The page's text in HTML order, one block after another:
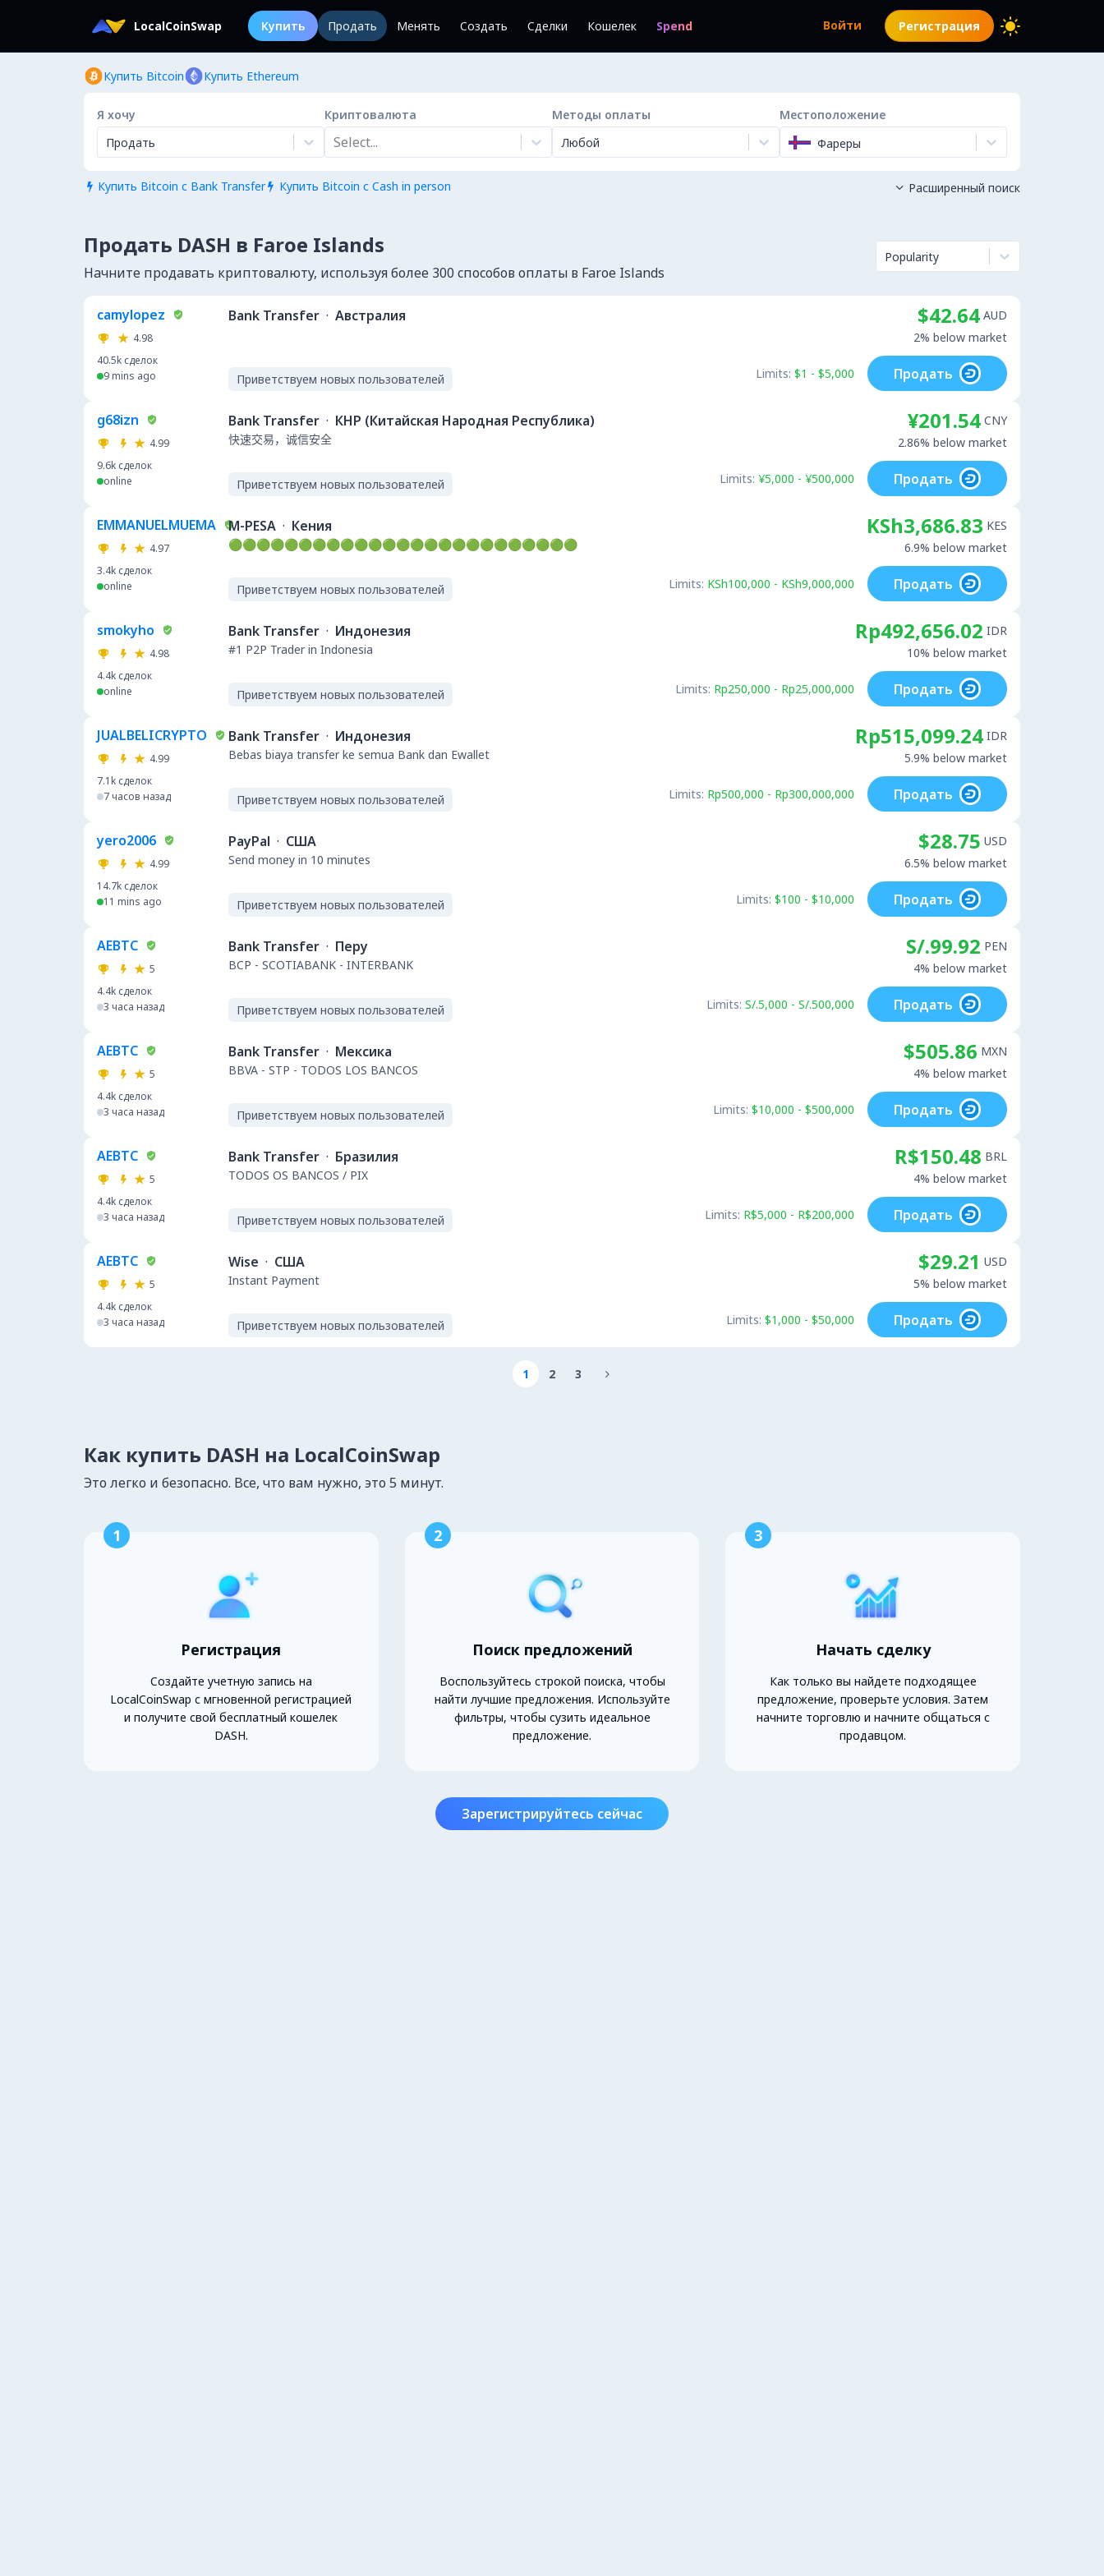
LocalCoinSwap Купить Продать Менять Создать Сделки Кошелек Spend Войти Регистрация
Купить Bitcoin Купить Ethereum
Я хочу
Продать
Криптовалюта
Select...
Методы оплаты
Любой
Местоположение
Фареры
 Купить Bitcoin с Bank Transfer  Купить Bitcoin с Cash in person  Расширенный поиск
Продать DASH в Faroe Islands
Начните продавать криптовалюту, используя более 300 способов оплаты в Faroe Islands
Popularity
camylopez
4.98
40.5k сделок
9 mins ago
Bank Transfer · Австралия
Приветствуем новых пользователей
$42.64 AUD
2% below market
Limits: $1 - $5,000 Продать
g68izn
4.99
9.6k сделок
online
Bank Transfer · КНР (Китайская Народная Республика)
快速交易，诚信安全
Приветствуем новых пользователей
¥201.54 CNY
2.86% below market
Limits: ¥5,000 - ¥500,000 Продать
EMMANUELMUEMA
4.97
3.4k сделок
online
M-PESA · Кения
🟢🟢🟢🟢🟢🟢🟢🟢🟢🟢🟢🟢🟢🟢🟢🟢🟢🟢🟢🟢🟢🟢🟢🟢🟢
Приветствуем новых пользователей
KSh3,686.83 KES
6.9% below market
Limits: KSh100,000 - KSh9,000,000 Продать
smokyho
4.98
4.4k сделок
online
Bank Transfer · Индонезия
#1 P2P Trader in Indonesia
Приветствуем новых пользователей
Rp492,656.02 IDR
10% below market
Limits: Rp250,000 - Rp25,000,000 Продать
JUALBELICRYPTO
4.99
7.1k сделок
7 часов назад
Bank Transfer · Индонезия
Bebas biaya transfer ke semua Bank dan Ewallet
Приветствуем новых пользователей
Rp515,099.24 IDR
5.9% below market
Limits: Rp500,000 - Rp300,000,000 Продать
yero2006
4.99
14.7k сделок
11 mins ago
PayPal · США
Send money in 10 minutes
Приветствуем новых пользователей
$28.75 USD
6.5% below market
Limits: $100 - $10,000 Продать
AEBTC
5
4.4k сделок
3 часа назад
Bank Transfer · Перу
BCP - SCOTIABANK - INTERBANK
Приветствуем новых пользователей
S/.99.92 PEN
4% below market
Limits: S/.5,000 - S/.500,000 Продать
AEBTC
5
4.4k сделок
3 часа назад
Bank Transfer · Мексика
BBVA - STP - TODOS LOS BANCOS
Приветствуем новых пользователей
$505.86 MXN
4% below market
Limits: $10,000 - $500,000 Продать
AEBTC
5
4.4k сделок
3 часа назад
Bank Transfer · Бразилия
TODOS OS BANCOS / PIX
Приветствуем новых пользователей
R$150.48 BRL
4% below market
Limits: R$5,000 - R$200,000 Продать
AEBTC
5
4.4k сделок
3 часа назад
Wise · США
Instant Payment
Приветствуем новых пользователей
$29.21 USD
5% below market
Limits: $1,000 - $50,000 Продать
1 2 3 
Как купить DASH на LocalCoinSwap
Это легко и безопасно. Все, что вам нужно, это 5 минут.
1
Регистрация
Создайте учетную запись на
LocalCoinSwap с мгновенной регистрацией
и получите свой бесплатный кошелек
DASH.
2
Поиск предложений
Воспользуйтесь строкой поиска, чтобы
найти лучшие предложения. Используйте
фильтры, чтобы сузить идеальное
предложение.
3
Начать сделку
Как только вы найдете подходящее
предложение, проверьте условия. Затем
начните торговлю и начните общаться с
продавцом.
Зарегистрируйтесь сейчас